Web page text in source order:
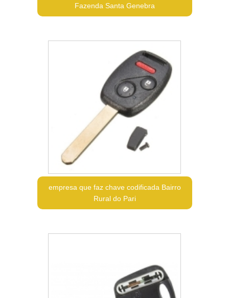
Fazenda Santa Genebra
empresa que faz chave codificada Bairro
Rural do Pari